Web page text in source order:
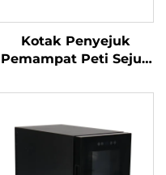
Kotak Penyejuk
Pemampat Peti Sejuk
Berkualiti Tinggi, Peti
untuk Perkhemahan,
RV dan Perjalanan